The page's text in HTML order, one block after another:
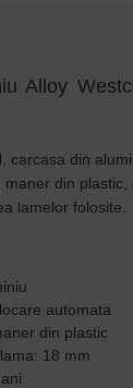
Alloy
carcasa din
din
lamelor folosite.
automata
din plastic
18 mm